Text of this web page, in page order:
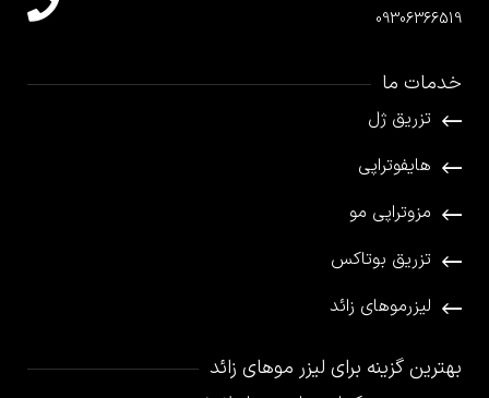
09306366519
خدمات ما
تزریق ژل
هایفوتراپی
مزوتراپی مو
تزریق بوتاکس
لیزرموهای زائد
بهترین گزینه برای لیزر موهای زائد